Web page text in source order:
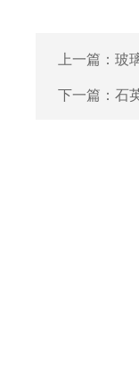
上一篇： 玻
下一篇： 石